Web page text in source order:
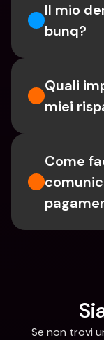
Il mio
bunq?
Quali
miei
Come
Se non trovi